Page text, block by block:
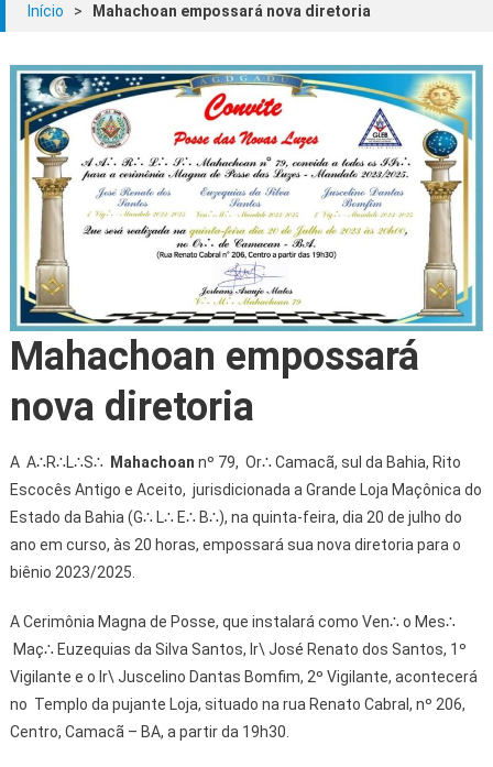
Início > Mahachoan empossará nova diretoria
Mahachoan empossará
nova diretoria
A A∴R∴L∴S∴ Mahachoan nº 79, Or∴ Camacã, sul da Bahia, Rito
Escocês Antigo e Aceito, jurisdicionada a Grande Loja Maçônica do
Estado da Bahia (G∴ L∴ E∴ B∴), na quinta-feira, dia 20 de julho do
ano em curso, às 20 horas, empossará sua nova diretoria para o
biênio 2023/2025.
A Cerimônia Magna de Posse, que instalará como Ven∴ o Mes∴
Maç∴ Euzequias da Silva Santos, Ir\ José Renato dos Santos, 1º
Vigilante e o Ir\ Juscelino Dantas Bomfim, 2º Vigilante, acontecerá
no Templo da pujante Loja, situado na rua Renato Cabral, nº 206,
Centro, Camacã – BA, a partir da 19h30.